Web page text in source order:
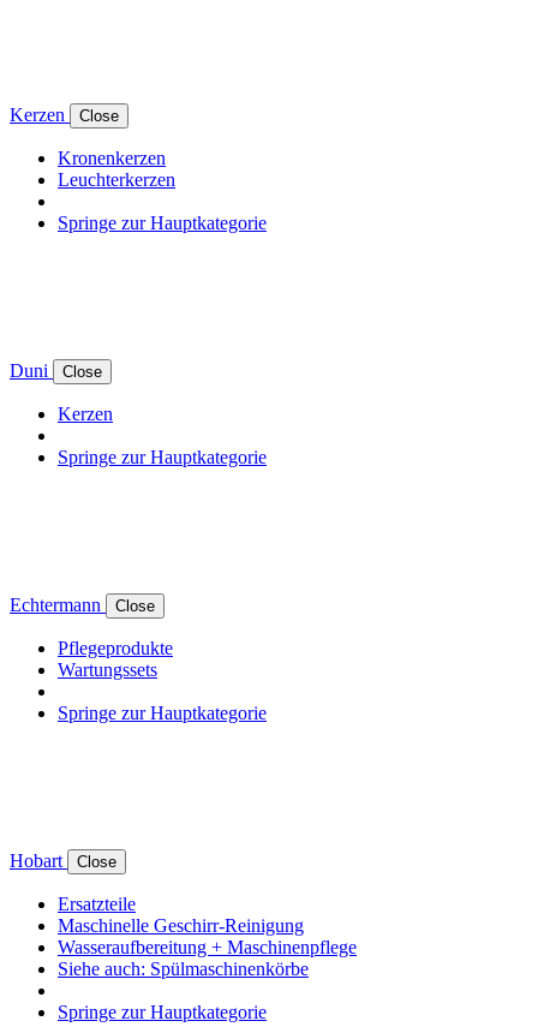
Kerzen Close
Kronenkerzen
Leuchterkerzen
Springe zur Hauptkategorie
Duni Close
Kerzen
Springe zur Hauptkategorie
Echtermann Close
Pflegeprodukte
Wartungssets
Springe zur Hauptkategorie
Hobart Close
Ersatzteile
Maschinelle Geschirr-Reinigung
Wasseraufbereitung + Maschinenpflege
Siehe auch: Spülmaschinenkörbe
Springe zur Hauptkategorie